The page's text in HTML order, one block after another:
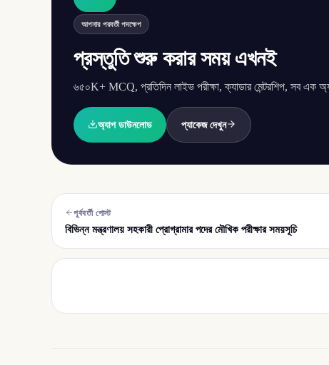
আপনার পরবর্তী পদক্ষেপ
প্রস্তুতি শুরু করার সময় এখনই
৬৫০K+ MCQ, প্রতিদিন লাইভ পরীক্ষা, ক্যাডার মেন্টরশিপ, সব এক
অ্যাপ ডাউনলোড প্যাকেজ দেখুন
পূর্ববর্তী পোস্ট
বিভিন্ন মন্ত্রণালয় সহকারী প্রোগ্রামার পদের মৌখিক পরীক্ষার সময়সূচি